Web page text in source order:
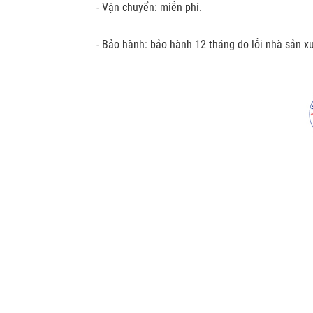
- Vận chuyển: miễn phí.
- Bảo hành: bảo hành 12 tháng do lỗi nhà sản